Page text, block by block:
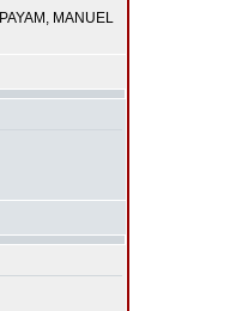
MANUEL